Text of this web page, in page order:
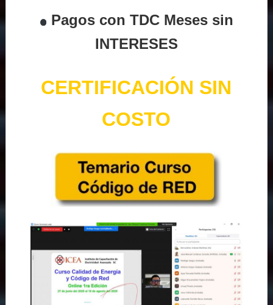
Pagos con TDC Meses sin
INTERESES
CERTIFICACIÓN SIN
COSTO